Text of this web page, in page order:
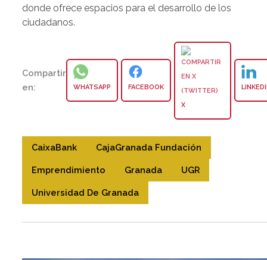
donde ofrece espacios para el desarrollo de los
ciudadanos.
Compartir
en:
WHATSAPP FACEBOOK
X
CaixaBank CajaGranada Fundación
Emprendimiento Granada UGR
Universidad De Granada